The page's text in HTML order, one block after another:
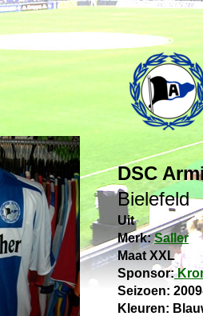
DSC
Bielefeld
Uit
Merk:Saller
Maat XXL
Sponsor:
Seizoen:
Kleuren: